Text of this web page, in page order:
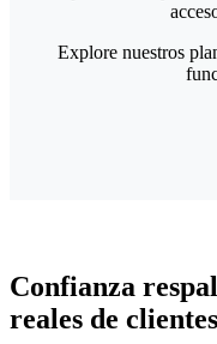
Explore nuestros
Confianza
reales de clientes